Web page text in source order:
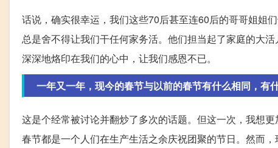
话说，确实很幸运，我们这些70后甚至连60后的哥哥姐姐
总是舍不得让我们干任何家务活。他们担当起了家庭的大
深深地烙印在我们的心中，让我们感恩不已。
一年又一年，现今的春节与以前的春节有什么相同，有
这是个经常被讨论并翻炒了多次的话题。但这一次，我想
春节都是一个人们在生产生活之余庆祝团聚的节日。然而